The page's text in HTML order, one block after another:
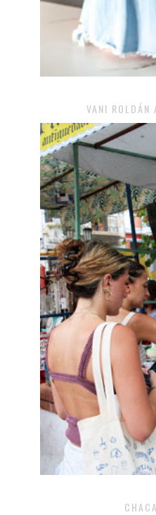
VANI ROLDÁN